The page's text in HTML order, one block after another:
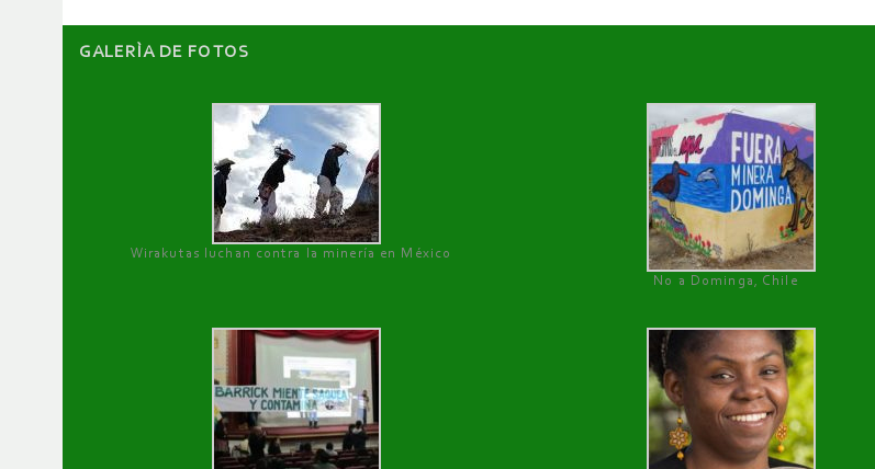
GALERÌA DE FOTOS
Wirakutas luchan contra la minería en México
No a Dominga, Chile